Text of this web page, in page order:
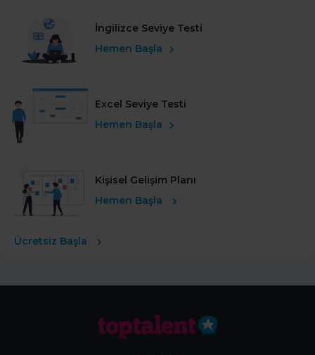
İngilizce Seviye Testi
Hemen Başla
Excel Seviye Testi
Hemen Başla
Kişisel Gelişim Planı
Hemen Başla
Ücretsiz Başla